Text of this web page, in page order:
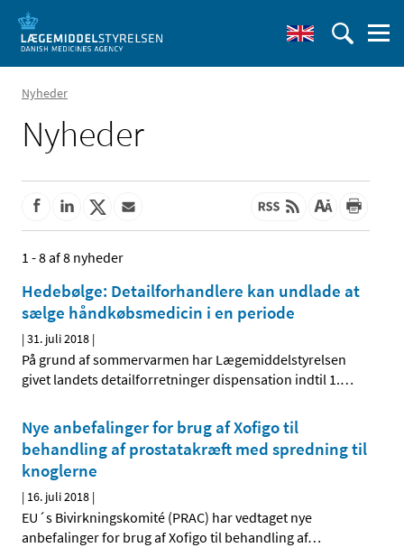
Nyheder
Nyheder
1 - 8 af 8 nyheder
Hedebølge: Detailforhandlere kan undlade at
sælge håndkøbsmedicin i en periode
|31. juli 2018 |
På grund af sommervarmen har Lægemiddelstyrelsen
givet landets detailforretninger dispensation indtil 1.…
Nye anbefalinger for brug af Xofigo til
behandling af prostatakræft med spredning til
knoglerne
| 16. juli 2018 |
EU´s Bivirkningskomité (PRAC) har vedtaget nye
anbefalinger for brug af Xofigo til behandling af…